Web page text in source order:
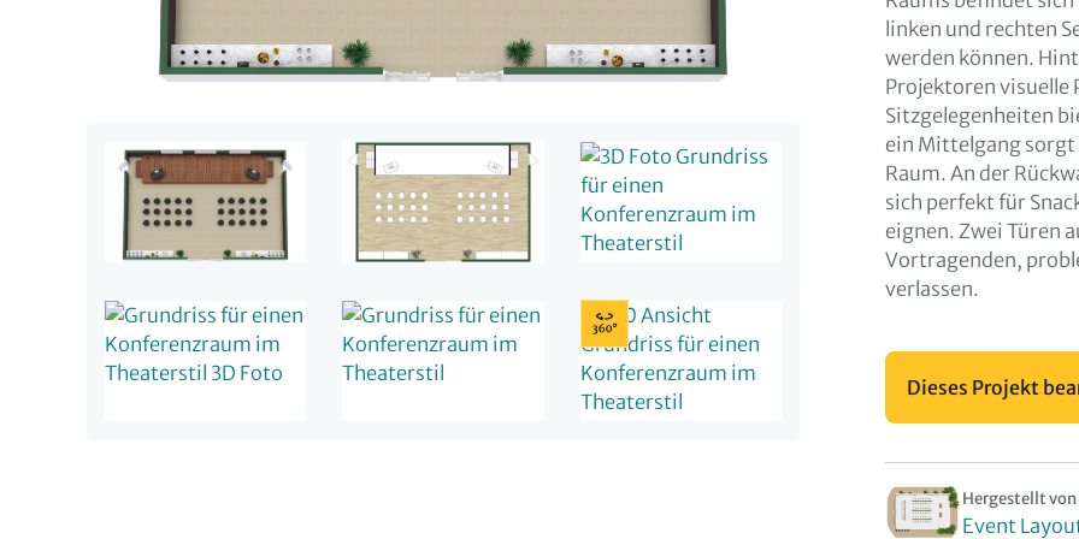
linken und rechten
werden können.
Projektoren visuelle
Sitzgelegenheiten
ein Mittelgang
Raum. An der
sich perfekt für
eignen. Zwei Türen
Vortragenden,
verlassen.
Dieses Projekt
Hergestellt von
Event